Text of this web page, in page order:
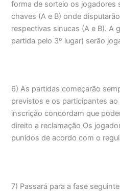
forma de sorteio os jogadores
chaves (A e B) onde
respectivas sinucas (A e B). A
partida pelo 3º lugar) serão
6) As partidas começarão
previstos e os participantes
inscrição concordam que
direito a reclamação Os
punidos de acordo com o
7) Passará para a fase